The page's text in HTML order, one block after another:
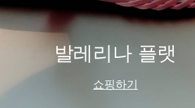
발레리나 플랫
쇼핑하기